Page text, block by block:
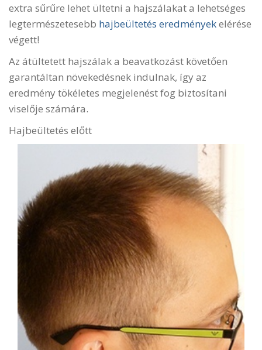
extra sűrűre lehet ültetni a hajszálakat a lehetséges
legtermészetesebb hajbeültetés eredményekelérése
végett!
Az átültetett hajszálak a beavatkozást követően
garantáltan növekedésnek indulnak, így az
eredmény tökéletes megjelenést fog biztosítani
viselője számára.
Hajbeültetés előtt